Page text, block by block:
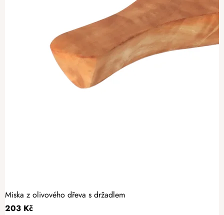
Miska z olivového dřeva s držadlem
203 Kč